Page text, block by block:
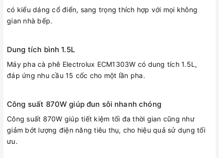
có kiểu dáng cổ điển, sang trọng thích hợp với mọi không
gian nhà bếp.
Dung tích bình 1.5L
Máy pha cà phê Electrolux ECM1303W có dung tích 1.5L,
đáp ứng nhu cầu 15 cốc cho một lần pha.
Công suất 870W giúp đun sôi nhanh chóng
Công suất 870W giúp tiết kiệm tối đa thời gian cũng như
giảm bớt lượng điện năng tiêu thụ, cho hiệu quả sử dụng tối
ưu.